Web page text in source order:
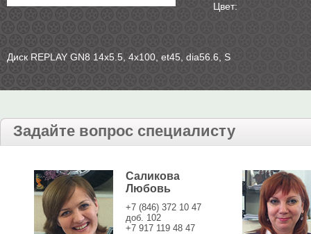
Цвет:
Диск REPLAY GN8 14х5.5, 4х100, et45, dia56.6, S
Задайте вопрос специалисту
Саликова
Любовь
+7 (846) 372 10 47
доб. 102
+7 917 119 48 47